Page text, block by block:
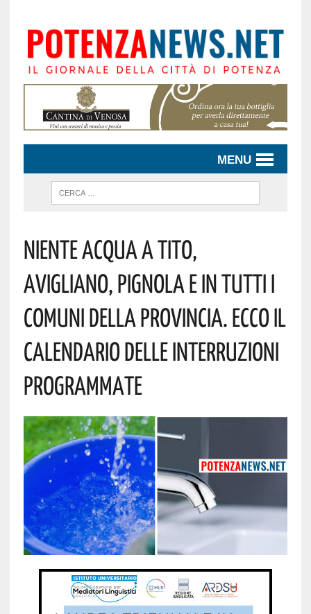
MENU
Niente Acqua A Tito,
Avigliano, Pignola E In Tutti I
Comuni Della Provincia. Ecco Il
Calendario Delle Interruzioni
Programmate